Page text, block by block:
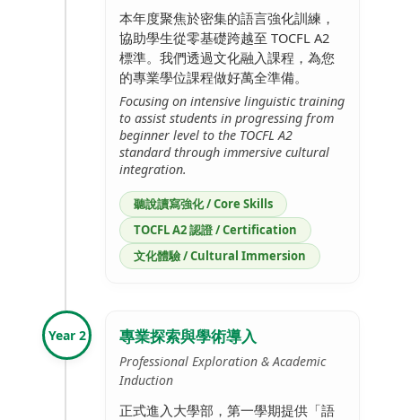
本年度聚焦於密集的語言強化訓練，
協助學生從零基礎跨越至 TOCFL A2
標準。我們透過文化融入課程，為您
的專業學位課程做好萬全準備。
Focusing on intensive linguistic training
to assist students in progressing from
beginner level to the TOCFL A2
standard through immersive cultural
integration.
聽說讀寫強化 / Core Skills
TOCFL A2 認證 / Certification
文化體驗 / Cultural Immersion
Year 2 專業探索與學術導入
Professional Exploration & Academic
Induction
正式進入大學部，第一學期提供「語